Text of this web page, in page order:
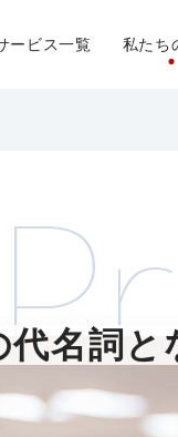
ービス一覧 私たち
名詞